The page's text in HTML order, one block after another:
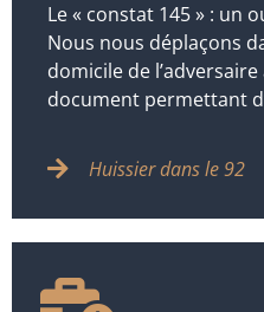
Le « constat 145 » : un
Nous nous déplaçons
domicile de
document permettant
Huissier dans le 92